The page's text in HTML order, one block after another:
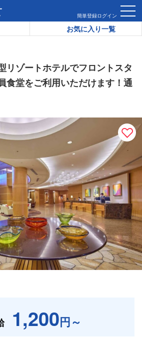
簡単登録ログイン
お気に入り一覧
通勤】小樽の大型リゾートホテルでフロ
リゾートホテルでフロントスタ
食堂をご利用いただけます！通
1,200円～